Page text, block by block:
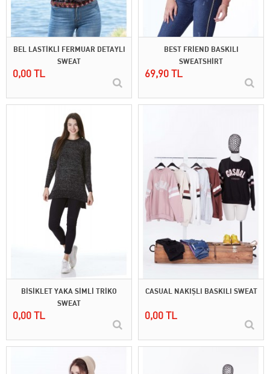
BEL LASTİKLİ FERMUAR DETAYLI
SWEAT
0,00 TL
BEST FRİEND BASKILI
SWEATSHİRT
69,90 TL
BİSİKLET YAKA SİMLİ TRİKO
SWEAT
0,00 TL
CASUAL NAKIŞLI BASKILI SWEAT
0,00 TL